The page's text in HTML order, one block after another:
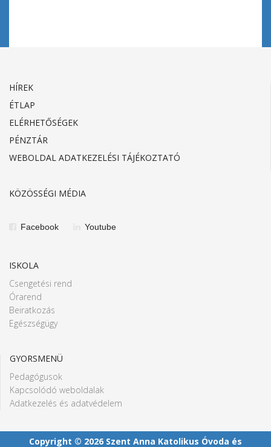
HÍREK
ÉTLAP
ELÉRHETŐSÉGEK
PÉNZTÁR
WEBOLDAL ADATKEZELÉSI TÁJÉKOZTATÓ
KÖZÖSSÉGI MÉDIA
Facebook Youtube
ISKOLA
Csengetési rend
Órarend
Beiratkozás
Egészségügy
GYORSMENÜ
Pedagógusok
Kapcsolódó weboldalak
Adatkezelés és adatvédelem
Copyright © 2026 Szent Anna Katolikus Óvoda és